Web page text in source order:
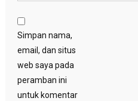
Simpan nama,
email, dan situs
web saya pada
peramban ini
untuk komentar